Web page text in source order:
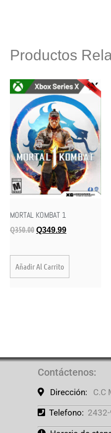
Productos
MORTAL KOMBAT 1
Q350.00 Q349.99
Añadir Al Carrito
Contáctenos:
Dirección: C.C
Telefono: